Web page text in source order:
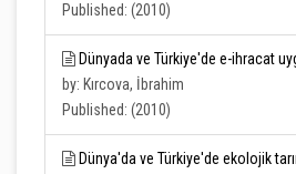
Published: (2010)
Dünyada ve Türkiye'de e-ihracat
by: Kırcova, İbrahim
Published: (2010)
Dünya'da ve Türkiye'de ekolojik